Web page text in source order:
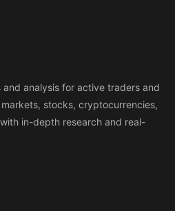
and analysis for active traders and
stocks, cryptocurrencies,
in-depth research and real-